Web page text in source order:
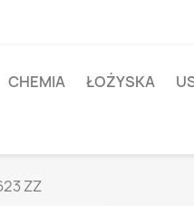
CHEMIA ŁOŻYSKA
ZZ